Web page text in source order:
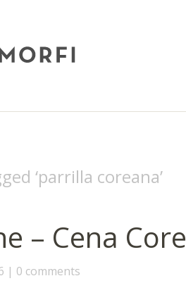
‘parrilla coreana’
– Cena
0 comments